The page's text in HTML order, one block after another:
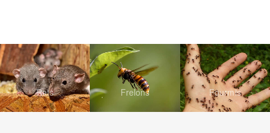
Rats Frelons Fourmis